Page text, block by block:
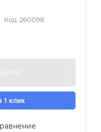
Код: 260098
1 клик